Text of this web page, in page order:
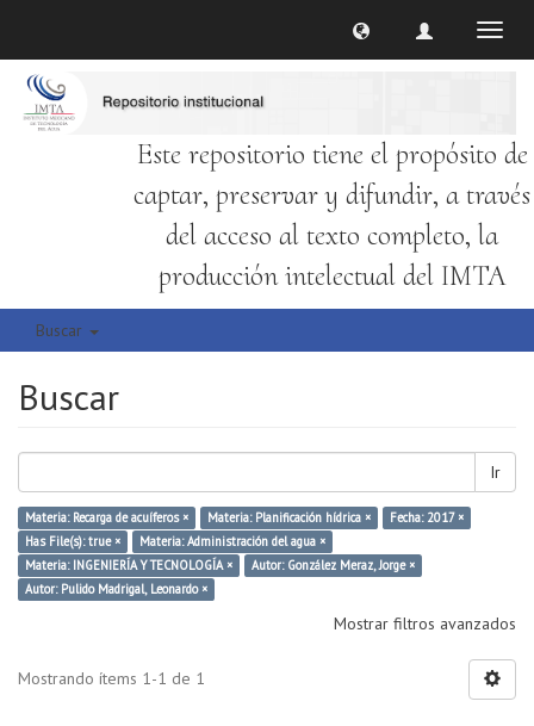
Este repositorio tiene el propósito de
captar, preservar y difundir, a través
del acceso al texto completo, la
producción intelectual del IMTA
Buscar
Buscar
Ir
Materia: Recarga de acuíferos × Materia: Planificación hídrica ×
Fecha: 2017 ×
Has File(s): true ×
Materia: Administración del agua ×
Materia: INGENIERÍA Y TECNOLOGÍA ×
Autor: González Meraz, Jorge ×
Autor: Pulido Madrigal, Leonardo ×
Mostrar filtros avanzados
Mostrando ítems 1-1 de 1